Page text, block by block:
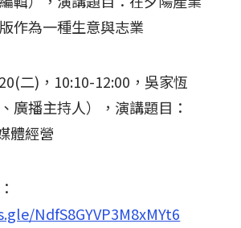
作為一種生意與志業
二)，10:10-12:00，吳家恆
廣播主持人），演講題目：
體經營
NdfS8GYVP3M8xMYt6